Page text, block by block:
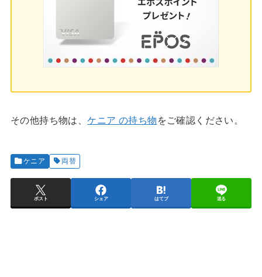
その他持ち物は、ケニア の持ち物 をご確認ください。
ケニア 両替
ポスト シェア はてブ 送る